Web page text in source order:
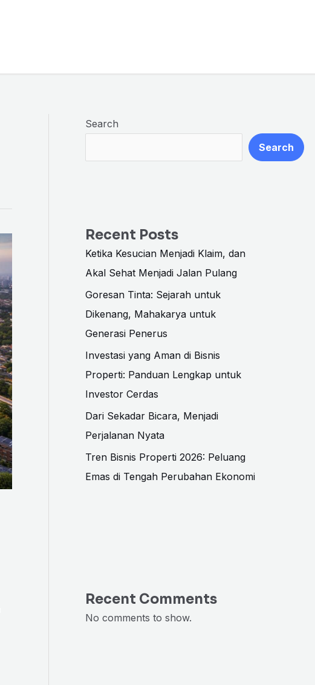
Search
Search
Recent Posts
Ketika Kesucian Menjadi Klaim, dan
Akal Sehat Menjadi Jalan Pulang
Goresan Tinta: Sejarah untuk
Dikenang, Mahakarya untuk
Generasi Penerus
Investasi yang Aman di Bisnis
Properti: Panduan Lengkap untuk
Investor Cerdas
Dari Sekadar Bicara, Menjadi
Perjalanan Nyata
Tren Bisnis Properti 2026: Peluang
Emas di Tengah Perubahan Ekonomi
Recent Comments
No comments to show.